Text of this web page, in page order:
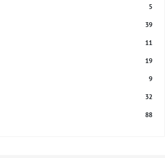
5
39
11
19
9
32
88